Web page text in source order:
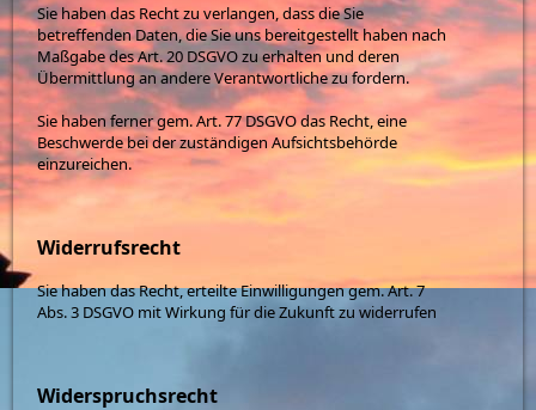
Sie haben das Recht zu verlangen, dass die Sie
betreffenden Daten, die Sie uns bereitgestellt haben nach
Maßgabe des Art. 20 DSGVO zu erhalten und deren
Übermittlung an andere Verantwortliche zu fordern.
Sie haben ferner gem. Art. 77 DSGVO das Recht, eine
Beschwerde bei der zuständigen Aufsichtsbehörde
einzureichen.
Widerrufsrecht
Sie haben das Recht, erteilte Einwilligungen gem. Art. 7
Abs. 3 DSGVO mit Wirkung für die Zukunft zu widerrufen
Widerspruchsrecht